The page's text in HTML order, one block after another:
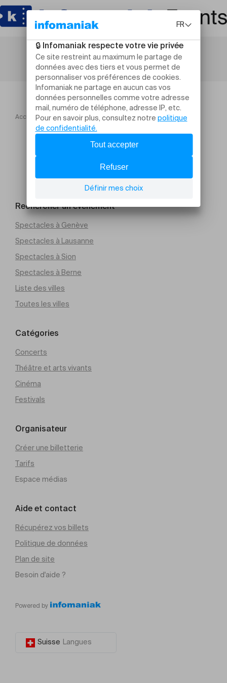
Accueil Nuit des entreprises jurassiennes Tour 17 Groupe 1
Rechercher un évènement
Spectacles à Genève
Spectacles à Lausanne
Spectacles à Sion
Spectacles à Berne
Liste des villes
Toutes les villes
Catégories
Concerts
Théâtre et arts vivants
Cinéma
Festivals
Organisateur
Créer une billetterie
Tarifs
Espace médias
Aide et contact
Récupérez vos billets
Politique de données
Plan de site
Besoin d'aide ?
Powered by
Suisse Langues